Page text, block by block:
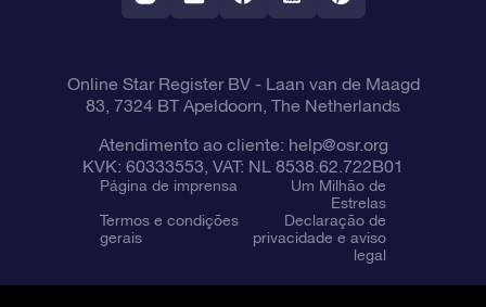
Online Star Register BV- Laan van de Maagd
83, 7324 BT Apeldoorn, The Netherlands
Atendimento ao cliente: help@osr.org
KVK: 60333553, VAT: NL 8538.62.722B01
Página de imprensa
Um Milhão de
Estrelas
Termos e condições
gerais
Declaração de
privacidade e aviso
legal